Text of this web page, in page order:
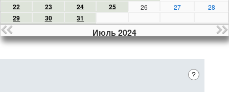
22 23 24 25 26 27 28
29 30 31
Июль 2024
?